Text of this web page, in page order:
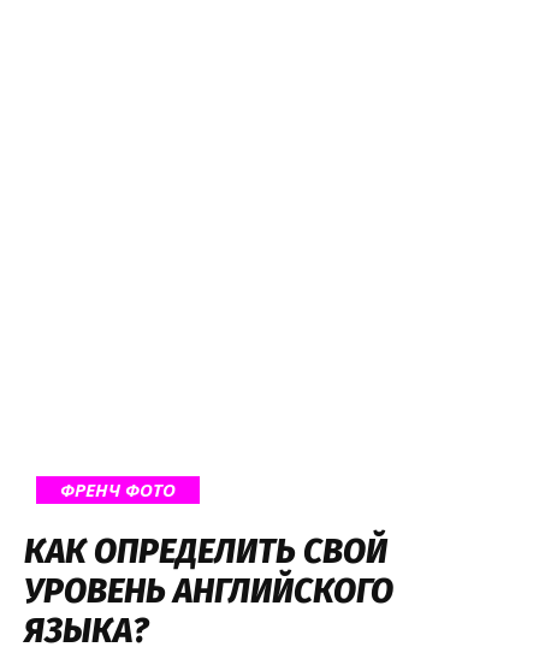
ФРЕНЧ ФОТО
КАК ОПРЕДЕЛИТЬ СВОЙ
УРОВЕНЬ АНГЛИЙСКОГО
ЯЗЫКА?